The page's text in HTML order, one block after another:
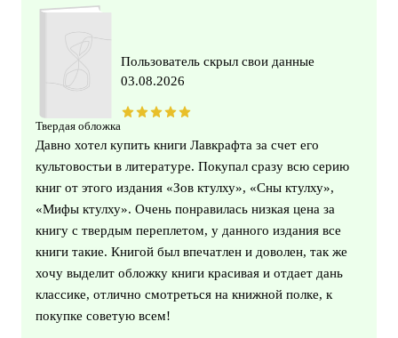
Твердая обложка
Пользователь скрыл свои данные
03.08.2026
Давно хотел купить книги Лавкрафта за счет его
культовостьи в литературе. Покупал сразу всю серию
книг от этого издания «Зов ктулху», «Сны ктулху»,
«Мифы ктулху». Очень понравилась низкая цена за
книгу с твердым переплетом, у данного издания все
книги такие. Книгой был впечатлен и доволен, так же
хочу выделит обложку книги красивая и отдает дань
классике, отлично смотреться на книжной полке, к
покупке советую всем!